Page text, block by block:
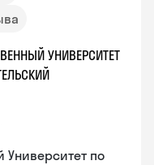
УНИВЕРСИТЕТ
Университет по